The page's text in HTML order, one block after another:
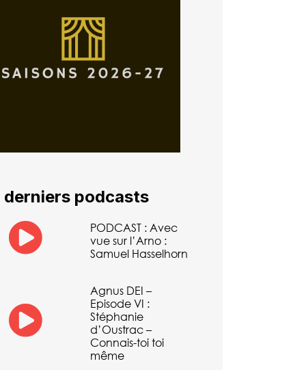
derniers podcasts
PODCAST : Avec
vue sur l’Arno :
Samuel Hasselhorn
Agnus DEI –
Episode VI :
Stéphanie
d’Oustrac –
Connais-toi toi
même